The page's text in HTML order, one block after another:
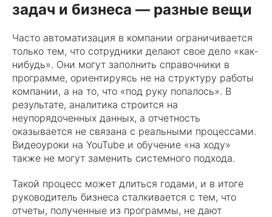
задач и бизнеса — разные вещи
Часто автоматизация в компании ограничивается
только тем, что сотрудники делают свое дело «как-
нибудь». Они могут заполнить справочники в
программе, ориентируясь не на структуру работы
компании, а на то, что «под руку попалось». В
результате, аналитика строится на
неупорядоченных данных, а отчетность
оказывается не связана с реальными процессами.
Видеоуроки на YouTube и обучение «на ходу»
также не могут заменить системного подхода.
Такой процесс может длиться годами, и в итоге
руководитель бизнеса сталкивается с тем, что
отчеты, полученные из программы, не дают